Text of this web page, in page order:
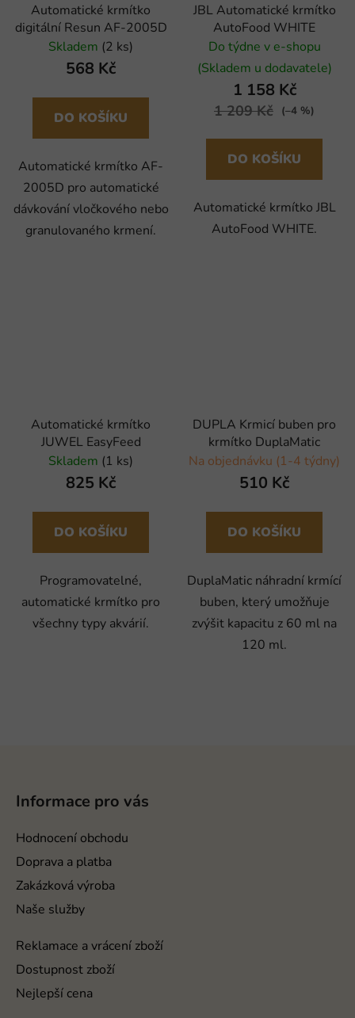
Automatické krmítko
digitální Resun AF-2005D
Skladem (2 ks)
568 Kč
DO KOŠÍKU
Automatické krmítko AF-
2005D pro automatické
dávkování vločkového nebo
granulovaného krmení.
JBL Automatické krmítko
AutoFood WHITE
Do týdne v e-shopu
(Skladem u dodavatele)
1 158 Kč
1 209 Kč (–4 %)
DO KOŠÍKU
Automatické krmítko JBL
AutoFood WHITE.
Automatické krmítko
JUWEL EasyFeed
Skladem (1 ks)
825 Kč
DO KOŠÍKU
Programovatelné,
automatické krmítko pro
všechny typy akvárií.
DUPLA Krmicí buben pro
krmítko DuplaMatic
Na objednávku (1-4 týdny)
510 Kč
DO KOŠÍKU
DuplaMatic náhradní krmící
buben, který umožňuje
zvýšit kapacitu z 60 ml na
120 ml.
Informace pro vás
Hodnocení obchodu
Doprava a platba
Zakázková výroba
Naše služby
Reklamace a vrácení zboží
Dostupnost zboží
Nejlepší cena